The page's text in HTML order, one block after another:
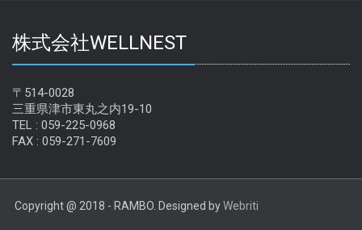
株式会社WELLNEST
〒514-0028
三重県津市東丸之内19-10
TEL : 059-225-0968
FAX : 059-271-7609
Copyright @ 2018 - RAMBO. Designed byWebriti